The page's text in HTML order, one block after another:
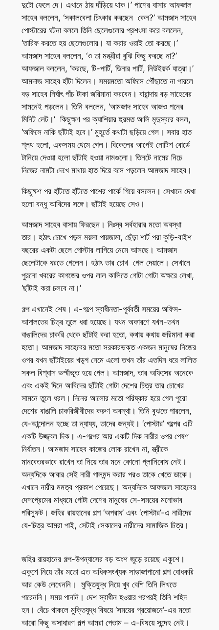
দুটো ফেলে দে। এখানে ঠায় দাঁড়িয়ে থাক।’ পাশের বাসার আফজাল
সাহেব বললেন, ‘সকালবেলা চিৎকার করছেন কেন?’ আমজাদ সাহেব
পোস্টারের ঘটনা বললে তিনি ছেলেগুলোর প্রশংসা করে বললেন,
‘তারিফ করতে হয় ছেলেগুলোর। যা করার ওরাই তো করছে।’
আমজাদ সাহেব বললেন, ‘ও তা মন্ত্রীরা বুঝি কিছু করছে না?’
আফজাল বললেন, ‘করছে, টি-পার্টি, ডিনার পার্টি, নিউইয়র্ক যাত্রা।’
আমদাজ সাহেব হাঁটা দিলেন। সময়মতো অফিসে পৌঁছাতে না পারলে
বড় সাহেব নির্ঘাৎ পাঁচ টাকা জরিমানা করবেন। বারান্দায় বড় সাহেবের
সামনেই পড়লেন। তিনি বললেন, ‘আমজাদ সাহেব আজও পনের
মিনিট লেট।’ কিছুক্ষণ পর ক্যাশিয়ার হুরমত আলি মৃদুস্বরে বলল,
‘অফিসে নাকি ছাঁটাই হবে।’ মুহূর্তে কথাটা ছড়িয়ে গেল। সবার হাত
শ্লথ হলো, একসময় থেমে গেল। বিকেলের আগেই নোটিশ বোর্ডে
টানিয়ে দেওয়া হলো ছাঁটাই হওয়া নামগুলো। তিনটে নামের নিচে
নিজের নামটা দেখে মাথায় হাত দিয়ে বসে পড়লেন আমজাদ সাহেব।
কিছুক্ষণ পর হাঁটতে হাঁটতে পাশের পার্কে গিয়ে বসলেন। সেখানে দেখা
হলো বন্ধু আবিদের সঙ্গে। ছাঁটাই হয়েছে সেও।
আমজাদ সাহেব বাসায় ফিরছেন। নিঃস্ব সর্বহারার মতো অবস্থা
তার। হঠাৎ চোখে পড়ল ময়লা পায়জামা, ছেঁড়া শার্ট পরা কুড়ি-বাইশ
বছরের একটা ছেলে পোস্টার লাগিয়ে নেমে আসছে। আমজাদ
ছেলেটাকে ধরতে গেলেন। হঠাৎ তার চোখ গেল দেয়ালে। সেখানে
পুরনো খবরের কাগজের ওপর লাল কালিতে গোটা গোটা অক্ষরে লেখা,
‘ছাঁটাই করা চলবে না।’
গল্প এখানেই শেষ। এ-গল্পে স্বাধীনতা-পূর্ববর্তী সময়ের অফিস-
আদালতের চিত্র তুলে ধরা হয়েছে। যখন অকারণে যখন-তখন
বাঙালিদের চাকরি থেকে ছাঁটাই করা হতো, কথায় কথায় জরিমানা করা
হতো। আমজাদ সাহেবের মতো সরকারভক্ত একজন মানুষের নিজের
ওপর যখন ছাঁটাইয়ের খড়্গ নেমে এলো তখন তাঁর এতদিন ধরে লালিত
সকল বিশ্বাস ভস্মীভূত হয়ে গেল। আমজাদ, তার অফিসের অনেকে
এবং একই দিনে আবিদের ছাঁটাই গোটা দেশের চিত্র তার চোখের
সামনে তুলে ধরল। দিনের আলোর মতো পরিষ্কার হয়ে গেল পুরো
দেশের বাঙালি চাকরিজীবীদের করুণ অবস্থা। তিনি বুঝতে পারলেন,
যে-আন্দোলন হচ্ছে তা ন্যায্য, তাদের জন্যই। ‘পোস্টার’ গল্পের এটি
একটি উজ্জ্বল দিক। এ-গল্পের আর একটি দিক নারীর ওপর পেষণ
নির্যাতন। আমজাদ সাহেব কাজের লোক রাখেন না, স্ত্রীকে
মানবেতরভাবে রাখেন তা নিয়ে তার মনে কোনো গ্লানিবোধ নেই।
অন্যদিকে আবার সেই নারী গালমন্দ করার পরও তাকে খেতে ডাকে।
এখানে নারীর মমত্ব প্রকাশ পেয়েছে। অন্যদিকে আফজাল সাহেবের
দেশপ্রেমের মাধ্যমে গোটা দেশের মানুষের সে-সময়ের মনোভাব
পরিস্ফুট। জহির রায়হানের গল্প ‘অপরাধ’ এবং ‘পোস্টার’-এ নারীদের
যে-চিত্র আমরা পাই, সেটাই সেকালের নারীদের সামাজিক চিত্র।
জহির রায়হানের গল্প-উপন্যাসের বড় অংশ জুড়ে রয়েছে একুশে।
একুশে নিয়ে তাঁর মতো এত অধিকসংখ্যক সাড়াজাগানো গল্প বোধকরি
আর কেউ লেখেননি। মুক্তিযুদ্ধ নিয়ে খুব বেশি তিনি লিখতে
পারেননি। সময় পাননি। দেশ স্বাধীন হওয়ার পরপরই তিনি শহিদ
হন। বেঁচে থাকলে মুক্তিযুদ্ধ বিষয়ে ‘সময়ের প্রয়োজনে’-এর মতো
আরো কিছু অসাধারণ গল্প আমরা পেতাম – এ-বিষয়ে সন্দেহ নেই।